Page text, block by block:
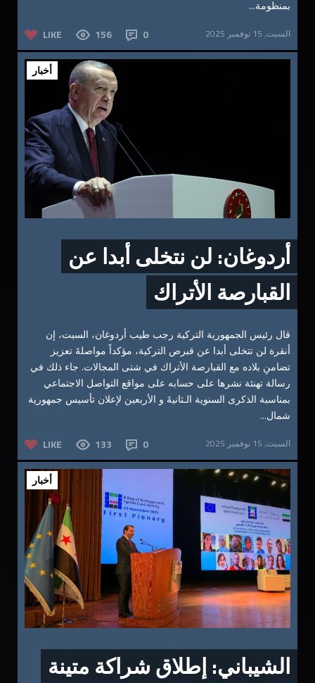
بمنظومة...
LIKE 156 0 السبت, 15 نوفمبر 2025
أخبار
أردوغان: لن نتخلى أبدا عن
القبارصة الأتراك
قال رئيس الجمهورية التركية رجب طيب أردوغان، السبت، إن
أنقرة لن تتخلى أبدا عن قبرص التركية، مؤكداً مواصلةَ تعزيز
تضامنِ بلاده مع القبارصة الأتراك في شتى المجالات. جاء ذلك في
رسالة تهنئة نشرها على حسابه على مواقع التواصل الاجتماعي
بمناسبة الذكرى السنوية الـثانيةَ و الأربعين لإعلان تأسيس جمهورية
شمال...
LIKE 133 0 السبت, 15 نوفمبر 2025
أخبار
الشيباني: إطلاق شراكة متينة